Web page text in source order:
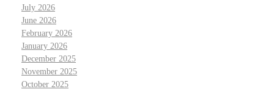
July 2026
June 2026
February 2026
January 2026
December 2025
November 2025
October 2025